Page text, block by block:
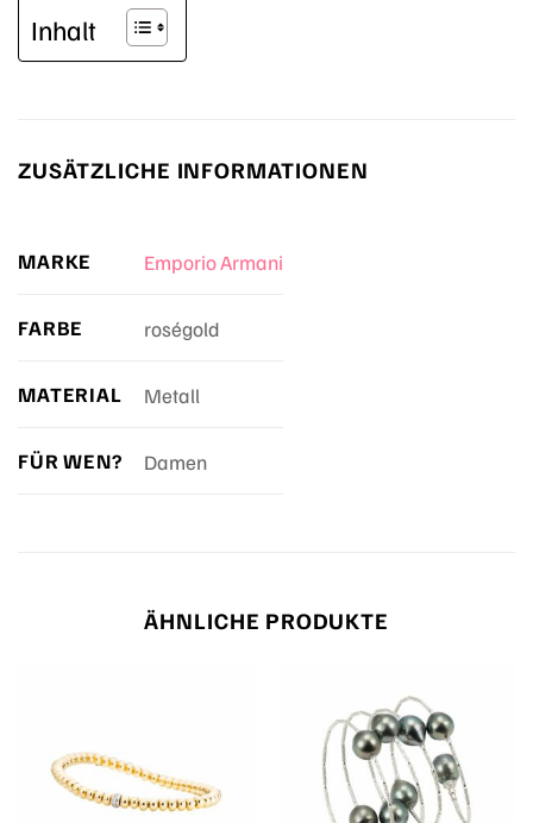
Inhalt
ZUSÄTZLICHE INFORMATIONEN
MARKE Emporio Armani
FARBE roségold
MATERIAL Metall
FÜR WEN? Damen
ÄHNLICHE PRODUKTE